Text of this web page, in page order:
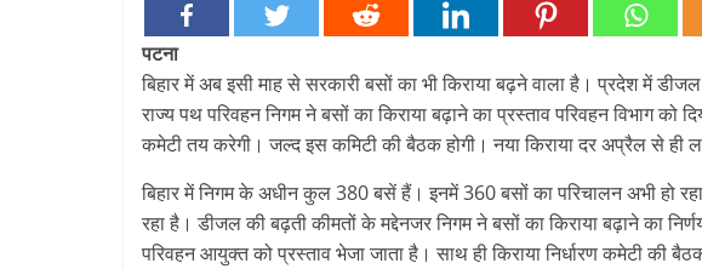
पटना
बिहार में अब इसी माह से सरकारी बसों का भी किराया बढ़ने वाला है। प्रदेश में
राज्य पथ परिवहन निगम ने बसों का किराया बढ़ाने का प्रस्ताव परिवहन विभाग को
कमेटी तय करेगी। जल्द इस कमिटी की बैठक होगी। नया किराया दर अप्रैल से ही
बिहार में निगम के अधीन कुल 380 बसें हैं। इनमें 360 बसों का परिचालन अभी हो
रहा है। डीजल की बढ़ती कीमतों के मद्देनजर निगम ने बसों का किराया बढ़ाने का
परिवहन आयुक्त को प्रस्ताव भेजा जाता है। साथ ही किराया निर्धारण कमेटी की